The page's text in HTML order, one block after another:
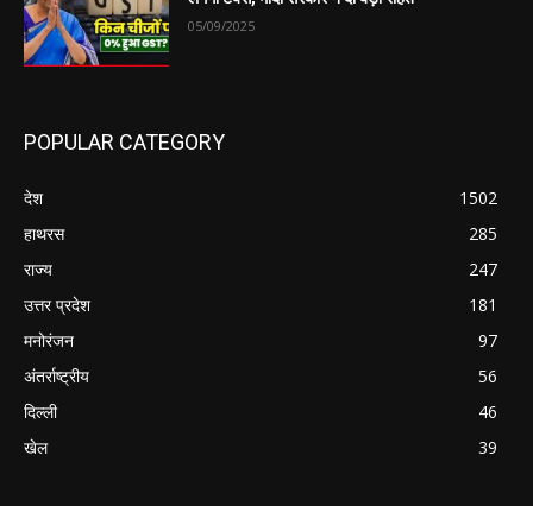
05/09/2025
POPULAR CATEGORY
देश
1502
हाथरस
285
राज्य
247
उत्तर प्रदेश
181
मनोरंजन
97
अंतर्राष्ट्रीय
56
दिल्ली
46
खेल
39